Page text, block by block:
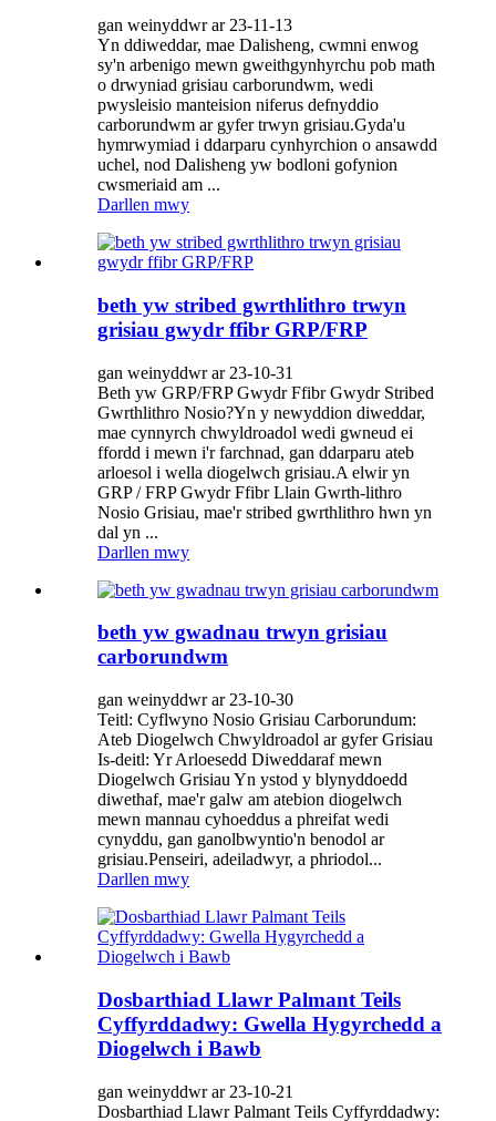
gan weinyddwr ar 23-11-13
Yn ddiweddar, mae Dalisheng, cwmni enwog
sy'n arbenigo mewn gweithgynhyrchu pob math
o drwyniad grisiau carborundwm, wedi
pwysleisio manteision niferus defnyddio
carborundwm ar gyfer trwyn grisiau.Gyda'u
hymrwymiad i ddarparu cynhyrchion o ansawdd
uchel, nod Dalisheng yw bodloni gofynion
cwsmeriaid am ...
Darllen mwy
beth yw stribed gwrthlithro trwyn
grisiau gwydr ffibr GRP/FRP
gan weinyddwr ar 23-10-31
Beth yw GRP/FRP Gwydr Ffibr Gwydr Stribed
Gwrthlithro Nosio?Yn y newyddion diweddar,
mae cynnyrch chwyldroadol wedi gwneud ei
ffordd i mewn i'r farchnad, gan ddarparu ateb
arloesol i wella diogelwch grisiau.A elwir yn
GRP / FRP Gwydr Ffibr Llain Gwrth-lithro
Nosio Grisiau, mae'r stribed gwrthlithro hwn yn
dal yn ...
Darllen mwy
beth yw gwadnau trwyn grisiau
carborundwm
gan weinyddwr ar 23-10-30
Teitl: Cyflwyno Nosio Grisiau Carborundum:
Ateb Diogelwch Chwyldroadol ar gyfer Grisiau
Is-deitl: Yr Arloesedd Diweddaraf mewn
Diogelwch Grisiau Yn ystod y blynyddoedd
diwethaf, mae'r galw am atebion diogelwch
mewn mannau cyhoeddus a phreifat wedi
cynyddu, gan ganolbwyntio'n benodol ar
grisiau.Penseiri, adeiladwyr, a phriodol...
Darllen mwy
Dosbarthiad Llawr Palmant Teils
Cyffyrddadwy: Gwella Hygyrchedd a
Diogelwch i Bawb
gan weinyddwr ar 23-10-21
Dosbarthiad Llawr Palmant Teils Cyffyrddadwy: